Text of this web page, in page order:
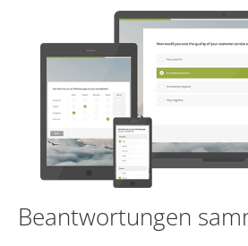
Beantwortungen